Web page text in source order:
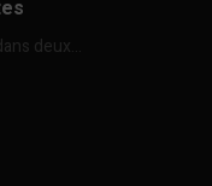
deux...